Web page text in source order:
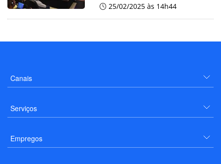
25/02/2025 às 14h44
Canais
Serviços
Empregos